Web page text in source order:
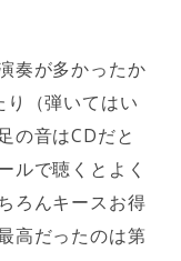
奏が多かったか
（弾いてはい
の音はCDだと
ルで聴くとよく
ろんキースお得
高だったのは第